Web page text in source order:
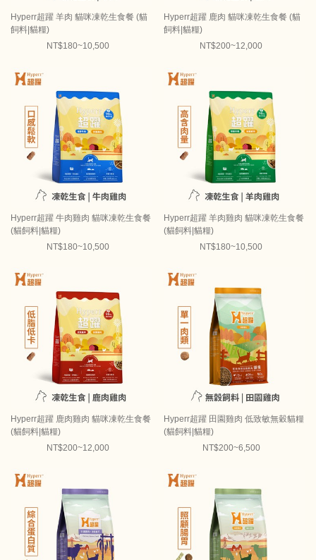
Hyperr超躍 羊肉 貓咪凍乾生食餐 (貓
飼料|貓糧)
NT$180~10,500
Hyperr超躍 鹿肉 貓咪凍乾生食餐 (貓
飼料|貓糧)
NT$200~12,000
Hyperr超躍 牛肉雞肉 貓咪凍乾生食餐
(貓飼料|貓糧)
NT$180~10,500
Hyperr超躍 羊肉雞肉 貓咪凍乾生食餐
(貓飼料|貓糧)
NT$180~10,500
Hyperr超躍 鹿肉雞肉 貓咪凍乾生食餐
(貓飼料|貓糧)
NT$200~12,000
Hyperr超躍 田園雞肉 低致敏無穀貓糧
(貓飼料|貓糧)
NT$200~6,500